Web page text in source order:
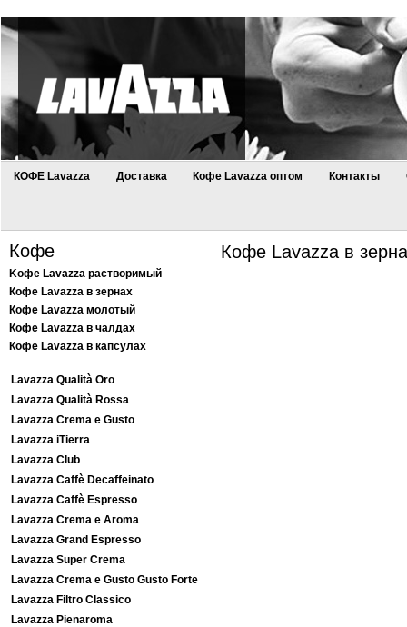
КОФЕ Lavazza Доставка Кофе Lavazza оптом Контакты
Кофе
Kофе Lavazza растворимый
Кофе Lavazza в зернах
Кофе Lavazza молотый
Кофе Lavazza в чалдах
Кофе Lavazza в капсулах
Lavazza Qualità Oro
Lavazza Qualità Rossa
Lavazza Crema e Gusto
Lavazza iTierra
Lavazza Club
Lavazza Caffè Decaffeinato
Lavazza Caffè Espresso
Lavazza Crema e Aroma
Lavazza Grand Espresso
Lavazza Super Crema
Lavazza Crema e Gusto Gusto Forte
Lavazza Filtro Classico
Lavazza Pienaroma
Кофе Lavazza в